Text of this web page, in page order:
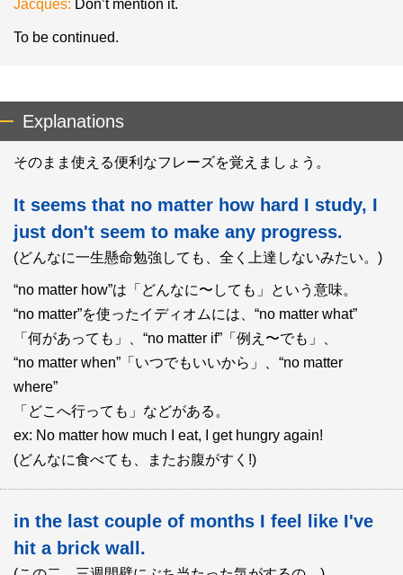
Jacques: Don’t mention it.
To be continued.
Explanations
そのまま使える便利なフレーズを覚えましょう。
It seems that no matter how hard I study, I
just don't seem to make any progress.
(どんなに一生懸命勉強しても、全く上達しないみたい。)
“no matter how”は「どんなに〜しても」という意味。
“no matter”を使ったイディオムには、“no matter what”
「何があっても」、“no matter if”「例え〜でも」、
“no matter when”「いつでもいいから」、“no matter
where”
「どこへ行っても」などがある。
ex: No matter how much I eat, I get hungry again!
(どんなに食べても、またお腹がすく!)
in the last couple of months I feel like I've
hit a brick wall.